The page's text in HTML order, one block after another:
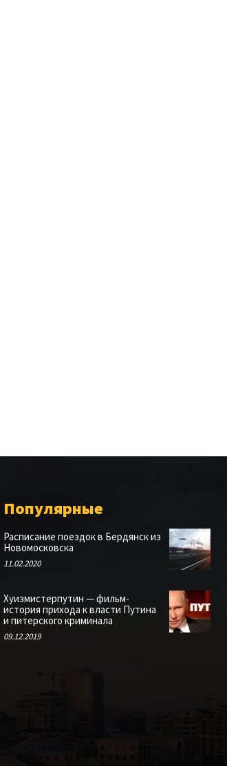
Популярные
Расписание поездок в Бердянск из
Новомосковска
11.02.2020
Хуизмистерпутин — фильм-
история прихода к власти Путина
и питерского криминала
09.12.2019